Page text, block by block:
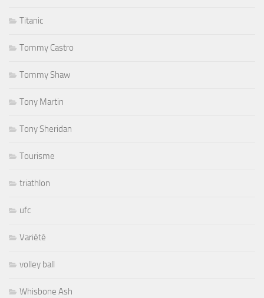
Titanic
Tommy Castro
Tommy Shaw
Tony Martin
Tony Sheridan
Tourisme
triathlon
ufc
Variété
volley ball
Whisbone Ash